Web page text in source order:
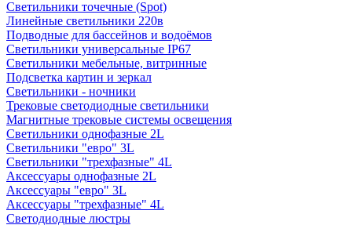
Светильники точечные (Spot)
Линейные светильники 220в
Подводные для бассейнов и водоёмов
Светильники универсальные IP67
Светильники мебельные, витринные
Подсветка картин и зеркал
Светильники - ночники
Трековые светодиодные светильники
Магнитные трековые системы освещения
Светильники однофазные 2L
Светильники "евро" 3L
Светильники "трехфазные" 4L
Аксессуары однофазные 2L
Аксессуары "евро" 3L
Аксессуары "трехфазные" 4L
Светодиодные люстры